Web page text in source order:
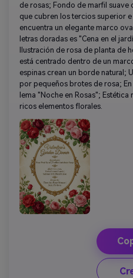
de rosas; Fondo de marfil suave
que cubren los tercios superior
encuentra un elegante marco
letras doradas es "Cena en el
Ilustración de rosa de planta de
está centrado dentro de un
espinas crean un borde natural;
por pequeños brotes de rosa;
lema "Noche en Rosas";
ricos elementos florales.